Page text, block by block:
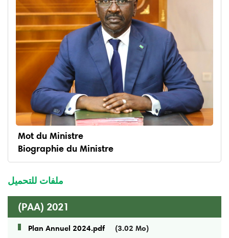
menu
ministre
Mot du Ministre
Biographie du Ministre
ملفات للتحميل
(PAA) 2021
Plan Annuel 2024.pdf (3.02 Mo)